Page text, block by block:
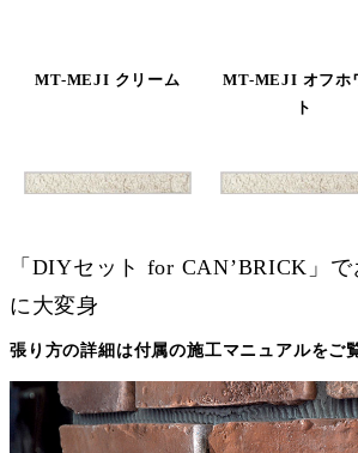
MT-MEJI クリーム
MT-MEJI オフホ
ト
「DIYセット for CAN’BRICK」
に大変身
張り方の詳細は付属の施工マニュアルをご